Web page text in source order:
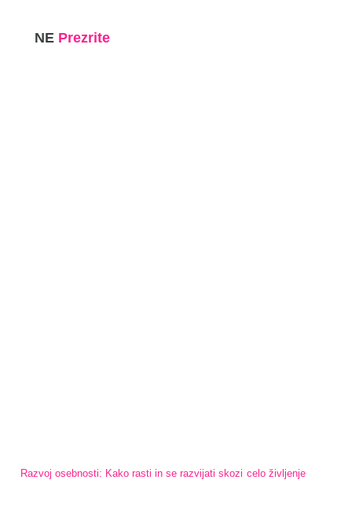
NE Prezrite
Razvoj osebnosti: Kako rasti in se razvijati skozi celo življenje